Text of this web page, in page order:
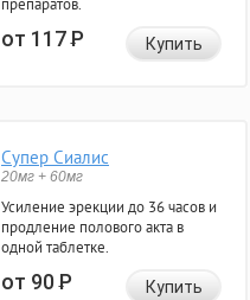
препаратов.
от 117Р Купить
Супер Сиалис
20мг + 60мг
Усиление эрекции до 36 часов и
продление полового акта в
одной таблетке.
от 90Р Купить